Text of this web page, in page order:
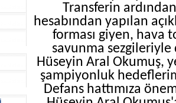
Transferin
hesabından yapılan
forması giyen, hava
savunma sezgileriyle
Hüseyin Aral Okumuş,
şampiyonluk
Defans hattımıza